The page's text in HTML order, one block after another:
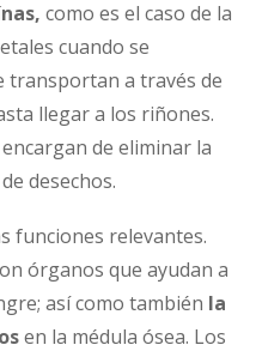
como es el caso de la
cuando se
transportan a través de
llegar a los riñones.
de eliminar la
desechos.
funciones relevantes.
órganos que ayudan a
así como también la
en la médula ósea. Los